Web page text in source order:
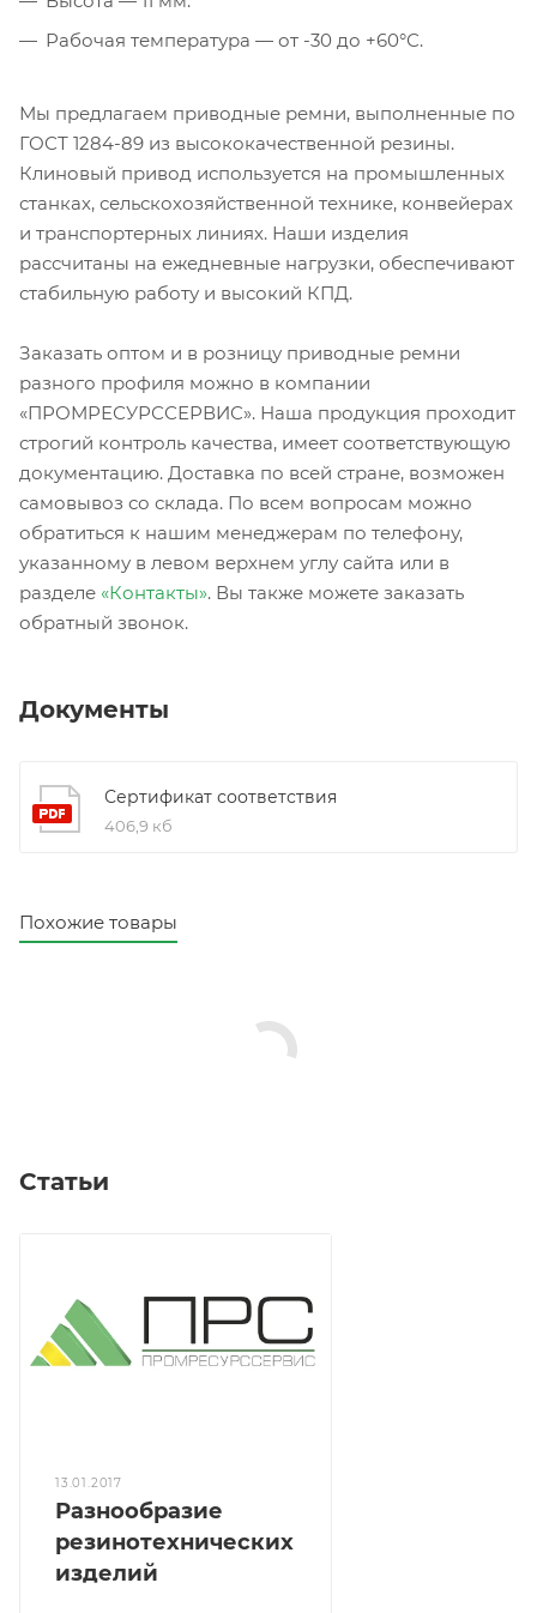
Рабочая температура — от -30 до +60°С.
Мы предлагаем приводные ремни, выполненные по
ГОСТ 1284-89 из высококачественной резины.
Клиновый привод используется на промышленных
станках, сельскохозяйственной технике, конвейерах
и транспортерных линиях. Наши изделия
рассчитаны на ежедневные нагрузки, обеспечивают
стабильную работу и высокий КПД.
Заказать оптом и в розницу приводные ремни
разного профиля можно в компании
«ПРОМРЕСУРССЕРВИС». Наша продукция проходит
строгий контроль качества, имеет соответствующую
документацию. Доставка по всей стране, возможен
самовывоз со склада. По всем вопросам можно
обратиться к нашим менеджерам по телефону,
указанному в левом верхнем углу сайта или в
разделе «Контакты». Вы также можете заказать
обратный звонок.
Документы
Сертификат соответствия
406,9 кб
Похожие товары
Статьи
13.01.2017
Разнообразие
резинотехнических
изделий